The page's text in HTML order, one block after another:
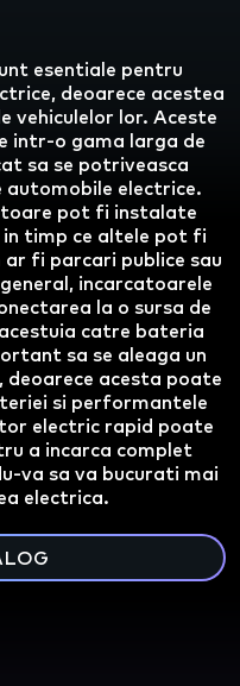
esentiale pentru
deoarece acestea
vehiculelor lor. Aceste
intr-o gama larga de
sa se potriveasca
electrice.
pot fi instalate
in timp ce altele pot fi
fi parcari publice sau
incarcatoarele
la o sursa de
catre bateria
sa se aleaga un
acesta poate
si performantele
electric rapid poate
a incarca complet
va sa va bucurati mai
electrica.